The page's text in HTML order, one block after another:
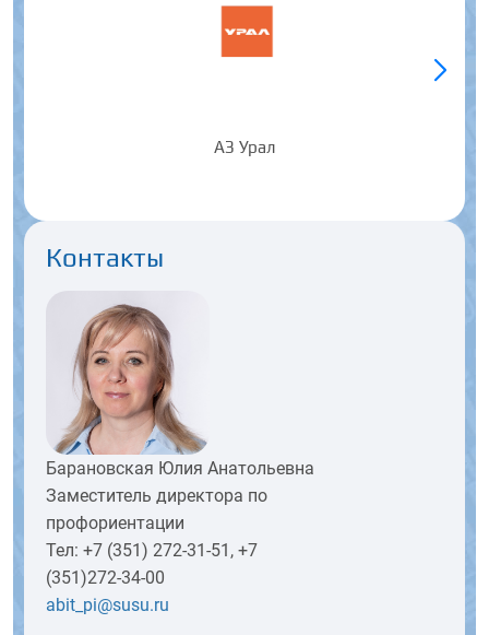
АЗ Урал
Контакты
Барановская Юлия Анатольевна
Заместитель директора по
профориентации
Тел: +7 (351) 272-31-51, +7
(351)272-34-00
abit_pi@susu.ru